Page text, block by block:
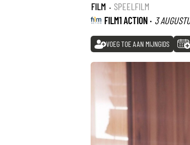
FILM · SPEELFILM
FILM1 ACTION · 3
VOEG TOE AAN MIJNGIDS